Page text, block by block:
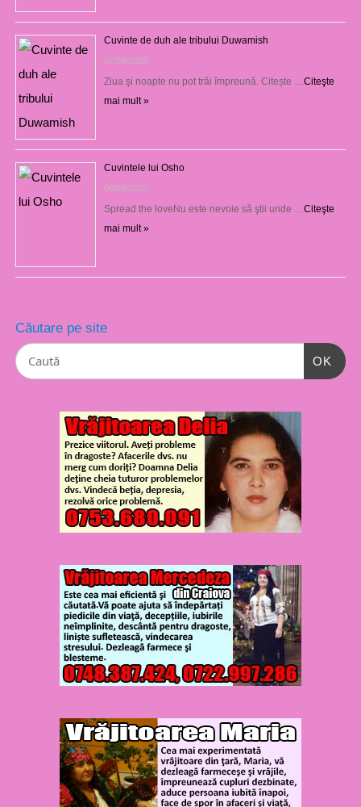
Cuvinte de duh ale tribului Duwamish
07/09/2023
Ziua şi noapte nu pot trăi împreună. Citește … Citeşte
mai mult »
Cuvintele lui Osho
06/09/2023
Spread the loveNu este nevoie să ştii unde … Citeşte
mai mult »
Căutare pe site
OK